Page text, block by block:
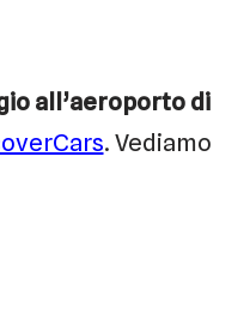
all’aeroporto di
. Vediamo